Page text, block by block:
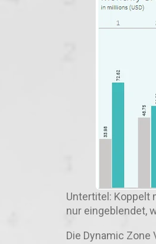
Untertitel: Koppelt
nur eingeblendet,
Die Dynamic